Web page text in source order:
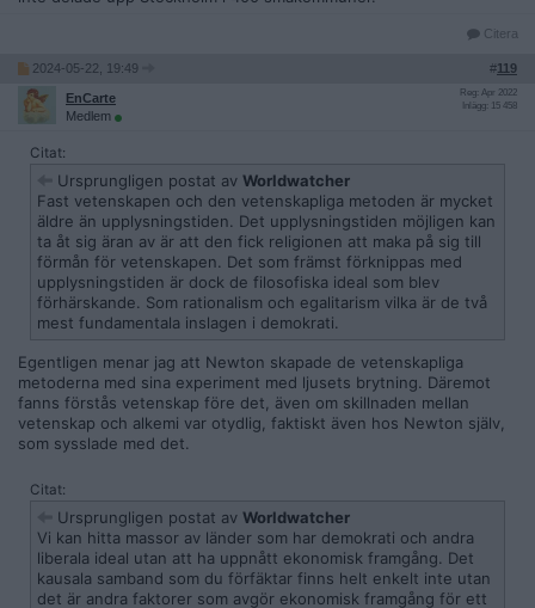
Citera
2024-05-22, 19:49 #119
EnCarte
Medlem
Reg: Apr 2022
Inlägg: 15 458
Citat:
Ursprungligen postat av Worldwatcher
Fast vetenskapen och den vetenskapliga metoden är mycket
äldre än upplysningstiden. Det upplysningstiden möjligen kan
ta åt sig äran av är att den fick religionen att maka på sig till
förmån för vetenskapen. Det som främst förknippas med
upplysningstiden är dock de filosofiska ideal som blev
förhärskande. Som rationalism och egalitarism vilka är de två
mest fundamentala inslagen i demokrati.
Egentligen menar jag att Newton skapade de vetenskapliga
metoderna med sina experiment med ljusets brytning. Däremot
fanns förstås vetenskap före det, även om skillnaden mellan
vetenskap och alkemi var otydlig, faktiskt även hos Newton själv,
som sysslade med det.
Citat:
Ursprungligen postat av Worldwatcher
Vi kan hitta massor av länder som har demokrati och andra
liberala ideal utan att ha uppnått ekonomisk framgång. Det
kausala samband som du förfäktar finns helt enkelt inte utan
det är andra faktorer som avgör ekonomisk framgång för ett